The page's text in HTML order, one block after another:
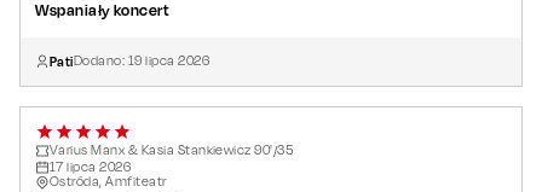
Wspaniały koncert
PatiDodano: 19 lipca 2026
Varius Manx & Kasia Stankiewicz 90'/35
17 lipca 2026
Ostróda, Amfiteatr